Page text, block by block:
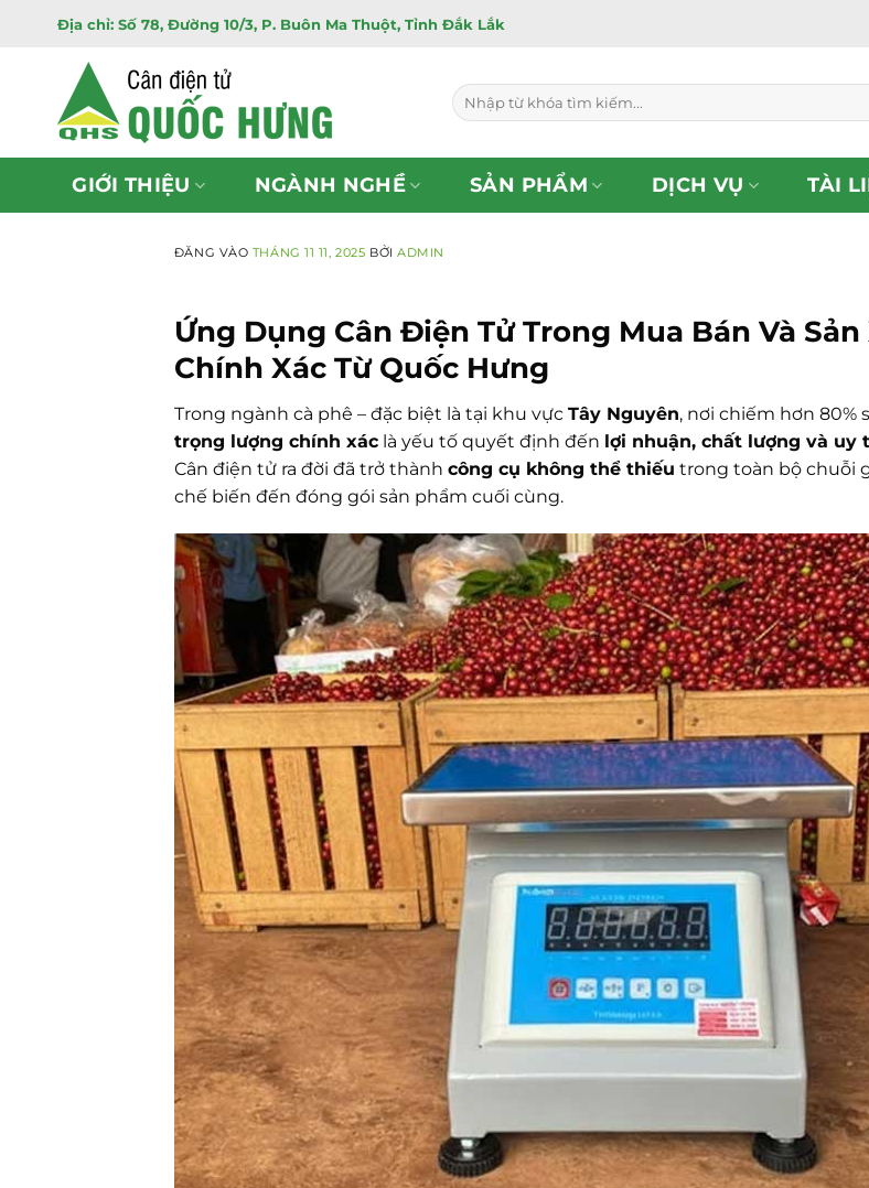
Địa chỉ: Số 78, Đường 10/3, P. Buôn Ma Thuột, Tỉnh Đắk Lắk
Tìm
kiếm:
GIỚI THIỆU NGÀNH NGHỀ SẢN PHẨM DỊCH VỤ TÀI
ĐĂNG VÀO THÁNG 11 11, 2025 BỞIADMIN
Ứng Dụng Cân Điện Tử Trong Mua Bán Và Sản
Chính Xác Từ Quốc Hưng
Trong ngành cà phê – đặc biệt là tại khu vực Tây Nguyên, nơi chiếm hơn 80%
trọng lượng chính xáclà yếu tố quyết định đến lợi nhuận, chất lượng và uy
Cân điện tử ra đời đã trở thành công cụ không thể thiếu trong toàn bộ chuỗi
chế biến đến đóng gói sản phẩm cuối cùng.